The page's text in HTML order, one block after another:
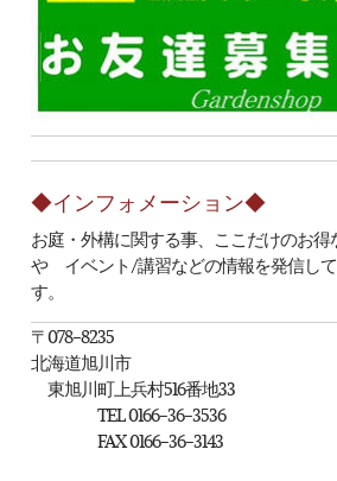
◆インフォメーション◆
お庭・外構に関する事、ここだけのお
や イベント/講習などの情報を発信し
す。
〒078-8235
北海道旭川市
東旭川町上兵村516番地33
TEL 0166-36-3536
FAX 0166-36-3143